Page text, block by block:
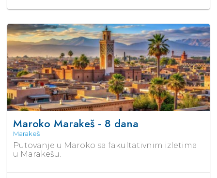
Maroko Marakeš - 8 dana
Marakeš
Putovanje u Maroko sa fakultativnim izletima
u Marakešu.